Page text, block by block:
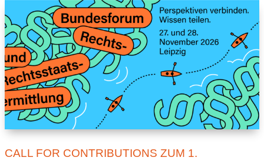
CALL FOR CONTRIBUTIONS ZUM 1.